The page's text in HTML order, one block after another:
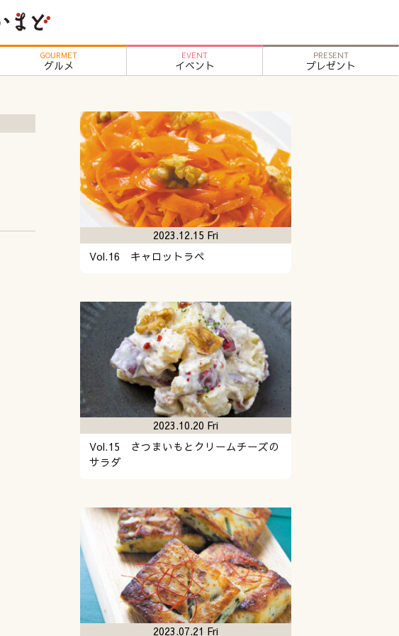
GOURMET
グルメ
EVENT
イベント
PRESENT
プレゼント
Vol.16 キャロットラペ
2023.12.15 Fri
Vol.15 さつまいもとクリームチーズの
サラダ
2023.10.20 Fri
2023.07.21 Fri